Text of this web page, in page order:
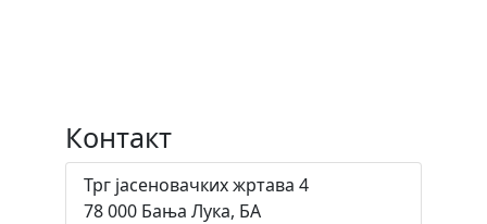
Контакт
Трг јасеновачких жртава 4
78 000 Бања Лука, БА